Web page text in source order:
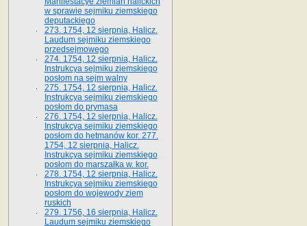
w sprawie sejmiku ziemskiego
deputackiego
273. 1754, 12 sierpnia, Halicz.
Laudum sejmiku ziemskiego
przedsejmowego
274. 1754, 12 sierpnia, Halicz.
Instrukcya sejmiku ziemskiego
posłom na sejm walny
275. 1754, 12 sierpnia, Halicz.
Instrukcya sejmiku ziemskiego
posłom do prymasa
276. 1754, 12 sierpnia, Halicz.
Instrukcya sejmiku ziemskiego
posłom do hetmanów kor. 277.
1754, 12 sierpnia, Halicz.
Instrukcya sejmiku ziemskiego
posłom do marszałka w. kor.
278. 1754, 12 sierpnia, Halicz.
Instrukcya sejmiku ziemskiego
posłom do wojewody ziem
ruskich
279. 1756, 16 sierpnia, Halicz.
Laudum sejmiku ziemskiego